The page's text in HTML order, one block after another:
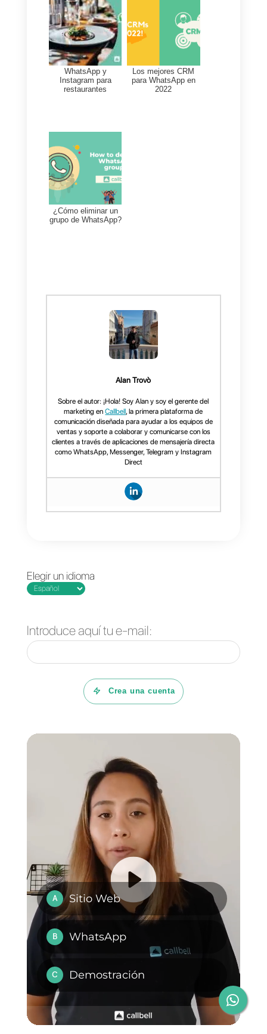
empresa.
La mejor herramienta para
Como hemos comentado
anteriormente, la sobre carga de
La misma hace que el trabajo de
tu equipo sea más lento, pesado
y difícil. Por esta razón es
sumamente necesario una
herramienta que permita eliminar
Además de todas las buenas
prácticas que deberían seguir los
equipos de venta o soporte. Es
necesario una plataforma que
eficiente los mensajes que llegan
Callbell
una plataforma multidispositivo y
multiagente que ayuda a
los chat de forma equitativa entre
cada agente y mejora la
en el trabajo.
Adicionalmente, la misma te
ofrece funcionalidades
como el etiquetado, routing
automático, notas y chat entre
agentes para hacer el trabajo
más eficaz, si quieres saber más